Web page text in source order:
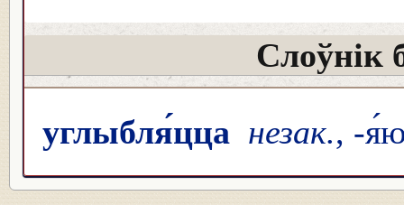
Слоўнік
углыбля́цца незак., -